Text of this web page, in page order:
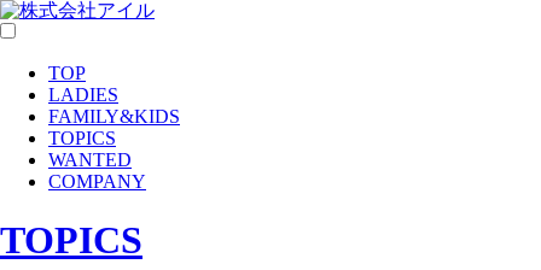
TOP
LADIES
FAMILY&KIDS
TOPICS
WANTED
COMPANY
TOPICS